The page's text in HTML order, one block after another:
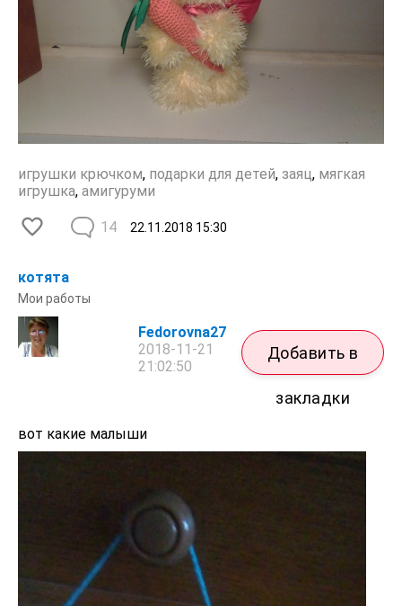
игрушки крючком, подарки для детей, заяц, мягкая
игрушка, амигуруми
22.11.2018 15:30
14
котята
Мои работы
Fedorovna27
2018-11-21
21:02:50
Добавить в
закладки
вот какие малыши